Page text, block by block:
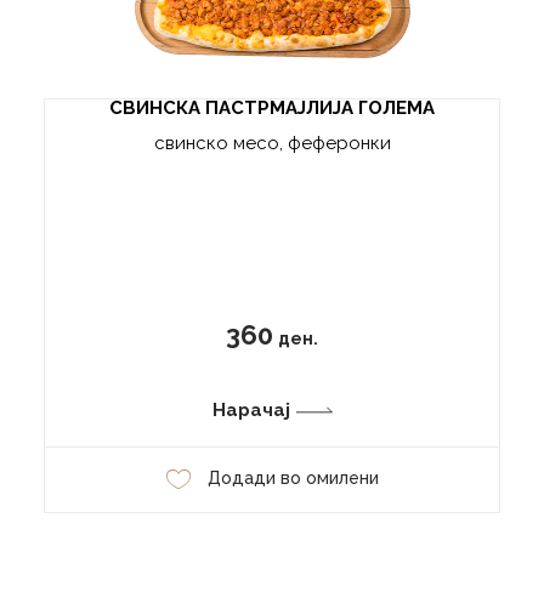
СВИНСКА ПАСТРМАЈЛИЈА ГОЛЕМА
свинско месо, феферонки
360 ден.
Нарачај
Додади во омилени